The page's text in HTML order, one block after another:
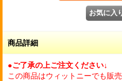
商品詳細
●ご了承の上ご注文ください↓
この商品はウィットニーでも販